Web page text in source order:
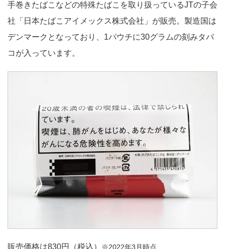
手巻きたばこなどの特殊たばこを取り扱っているJTの子会
社「日本たばこアイメックス株式会社」が販売。製造国は
デンマークとなっており、1パウチに30グラムの刻みタバ
コが入っています。
販売価格は830円（税込） ※2022年3月時点